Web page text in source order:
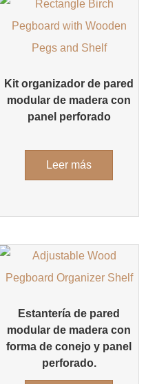
Kit organizador de pared
modular de madera con
panel perforado
Leer más
Estantería de pared
modular de madera con
forma de conejo y panel
perforado.